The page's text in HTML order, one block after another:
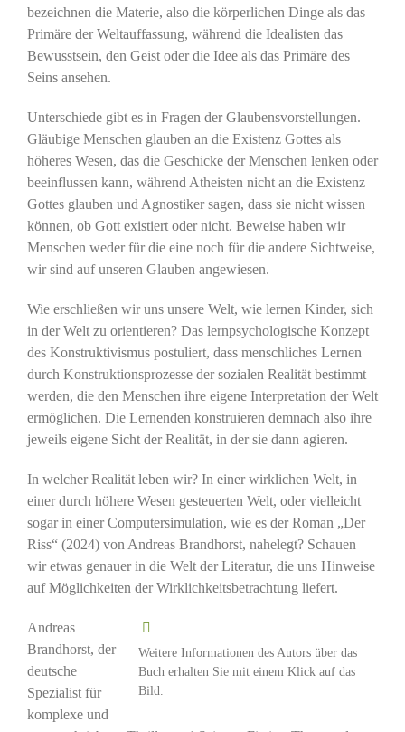
bezeichnen die Materie, also die körperlichen Dinge als das
Primäre der Weltauffassung, während die Idealisten das
Bewusstsein, den Geist oder die Idee als das Primäre des
Seins ansehen.
Unterschiede gibt es in Fragen der Glaubensvorstellungen.
Gläubige Menschen glauben an die Existenz Gottes als
höheres Wesen, das die Geschicke der Menschen lenken oder
beeinflussen kann, während Atheisten nicht an die Existenz
Gottes glauben und Agnostiker sagen, dass sie nicht wissen
können, ob Gott existiert oder nicht. Beweise haben wir
Menschen weder für die eine noch für die andere Sichtweise,
wir sind auf unseren Glauben angewiesen.
Wie erschließen wir uns unsere Welt, wie lernen Kinder, sich
in der Welt zu orientieren? Das lernpsychologische Konzept
des Konstruktivismus postuliert, dass menschliches Lernen
durch Konstruktionsprozesse der sozialen Realität bestimmt
werden, die den Menschen ihre eigene Interpretation der Welt
ermöglichen. Die Lernenden konstruieren demnach also ihre
jeweils eigene Sicht der Realität, in der sie dann agieren.
In welcher Realität leben wir? In einer wirklichen Welt, in
einer durch höhere Wesen gesteuerten Welt, oder vielleicht
sogar in einer Computersimulation, wie es der Roman „Der
Riss“ (2024) von Andreas Brandhorst, nahelegt? Schauen
wir etwas genauer in die Welt der Literatur, die uns Hinweise
auf Möglichkeiten der Wirklichkeitsbetrachtung liefert.
Weitere Informationen des Autors über das
Buch erhalten Sie mit einem Klick auf das
Bild.
Andreas
Brandhorst, der
deutsche
Spezialist für
komplexe und